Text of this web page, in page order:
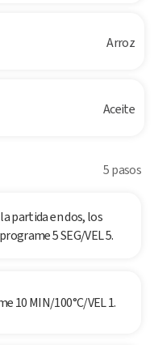
Arroz
Aceite
5 pasos
partida en dos, los
5 SEG/VEL 5.
10 MIN/100°C/VEL 1.